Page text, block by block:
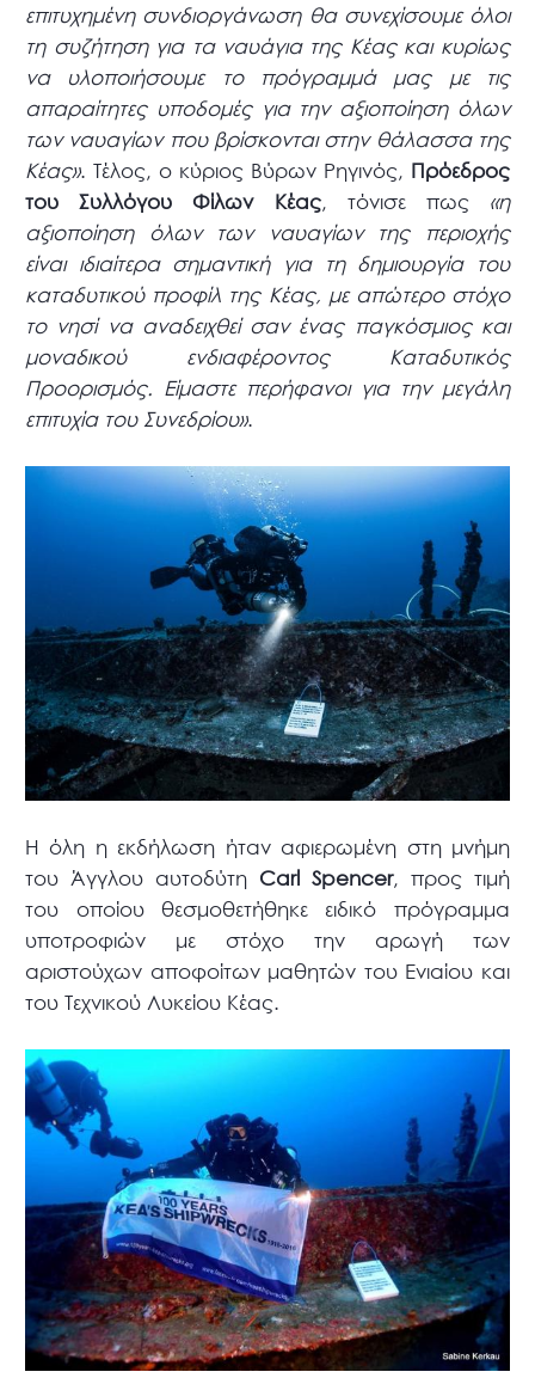
επιτυχημένη συνδιοργάνωση θα συνεχίσουμε όλοι
τη συζήτηση για τα ναυάγια της Κέας και κυρίως
να υλοποιήσουμε το πρόγραμμά μας με τις
απαραίτητες υποδομές για την αξιοποίηση όλων
των ναυαγίων που βρίσκονται στην θάλασσα της
Κέας». Τέλος, ο κύριος Βύρων Ρηγινός, Πρόεδρος
του Συλλόγου Φίλων Κέας, τόνισε πως «η
αξιοποίηση όλων των ναυαγίων της περιοχής
είναι ιδιαίτερα σημαντική για τη δημιουργία του
καταδυτικού προφίλ της Κέας, με απώτερο στόχο
το νησί να αναδειχθεί σαν ένας παγκόσμιος και
μοναδικού ενδιαφέροντος Καταδυτικός
Προορισμός. Είμαστε περήφανοι για την μεγάλη
επιτυχία του Συνεδρίου».
Η όλη η εκδήλωση ήταν αφιερωμένη στη μνήμη
του Άγγλου αυτοδύτη Carl Spencer, προς τιμή
του οποίου θεσμοθετήθηκε ειδικό πρόγραμμα
υποτροφιών με στόχο την αρωγή των
αριστούχων αποφοίτων μαθητών του Ενιαίου και
του Τεχνικού Λυκείου Κέας.